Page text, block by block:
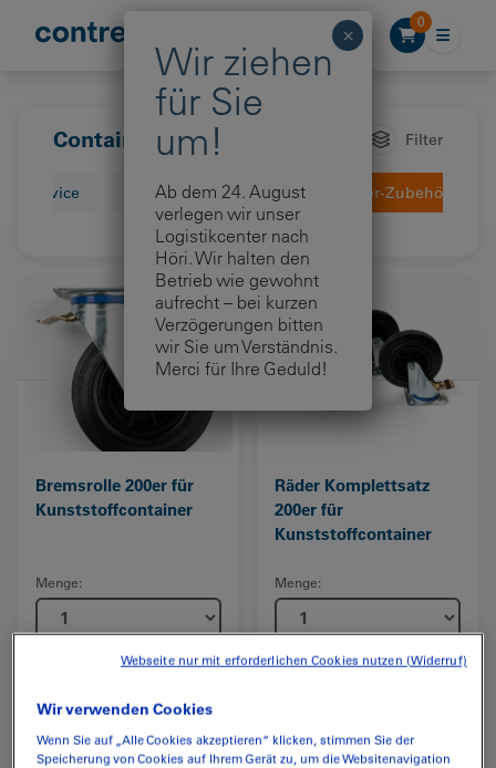
0
Container-Zubehör Filter
Service Container-Verkauf Container-Zubehör
Bremsrolle 200er für
Kunststoffcontainer
Menge:
(inkl. MwSt.)
Räder Komplettsatz
200er für
Kunststoffcontainer
Menge:
CHF 194.60 (inkl. MwSt.)
Ab dem 24. August
verlegen wir unser
Logistikcenter nach
Höri. Wir halten den
Betrieb wie gewohnt
aufrecht – bei kurzen
Verzögerungen bitten
wir Sie um Verständnis.
Merci für Ihre Geduld!
Wir verwenden Cookies
Wenn Sie auf „Alle Cookies akzeptieren“ klicken, stimmen Sie der
Speicherung von Cookies auf Ihrem Gerät zu, um die Websitenavigation
Webseite nur mit erforderlichen Cookies nutzen (Widerruf)